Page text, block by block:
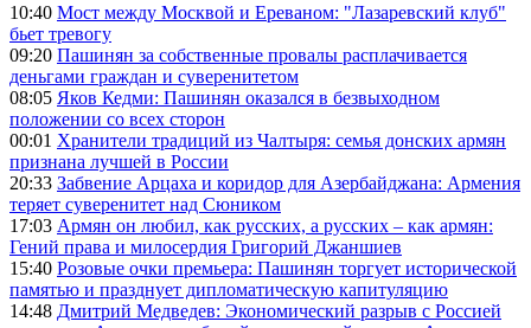
10:40 Мост между Москвой и Ереваном: "Лазаревский клуб"
бьет тревогу
09:20 Пашинян за собственные провалы расплачивается
деньгами граждан и суверенитетом
08:05 Яков Кедми: Пашинян оказался в безвыходном
положении со всех сторон
00:01 Хранители традиций из Чалтыря: семья донских армян
признана лучшей в России
20:33 Забвение Арцаха и коридор для Азербайджана: Армения
теряет суверенитет над Сюником
17:03 Армян он любил, как русских, а русских – как армян:
Гений права и милосердия Григорий Джаншиев
15:40 Розовые очки премьера: Пашинян торгует исторической
памятью и празднует дипломатическую капитуляцию
14:48 Дмитрий Медведев: Экономический разрыв с Россией